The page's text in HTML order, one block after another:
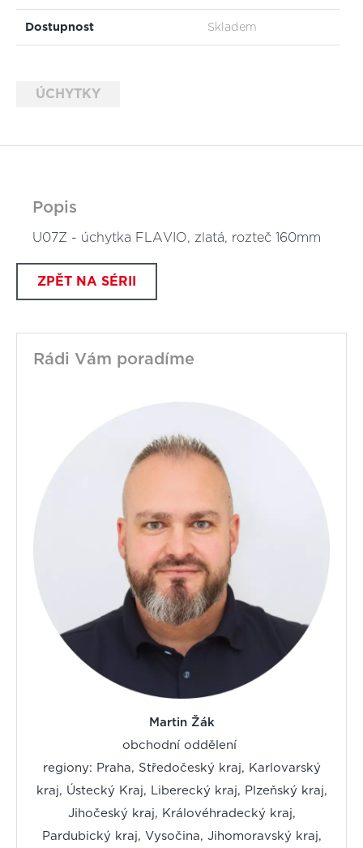
Dostupnost Skladem
ÚCHYTKY
Popis
U07Z - úchytka FLAVIO, zlatá, rozteč 160mm
ZPĚT NA SÉRII
Rádi Vám poradíme
Martin Žák
obchodní oddělení
regiony: Praha, Středočeský kraj, Karlovarský
kraj, Ústecký Kraj, Liberecký kraj, Plzeňský kraj,
Jihočeský kraj, Královéhradecký kraj,
Pardubický kraj, Vysočina, Jihomoravský kraj,